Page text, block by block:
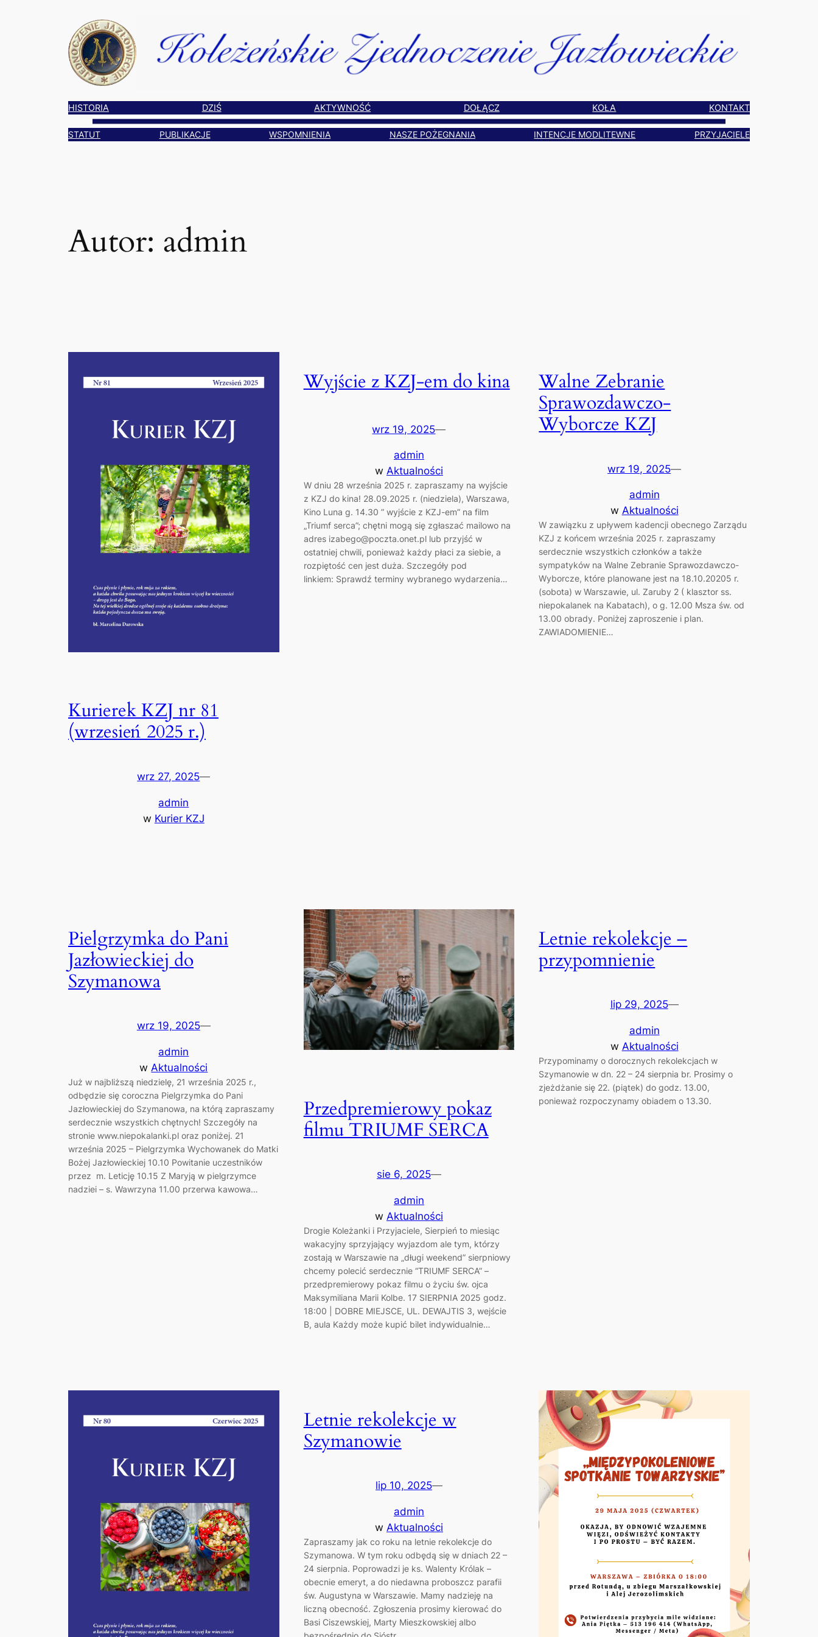
HISTORIA DZIŚ AKTYWNOŚĆ DOŁĄCZ KOŁA KONTAKT
STATUT PUBLIKACJE WSPOMNIENIA NASZE POŻEGNANIA INTENCJE MODLITEWNE PRZYJACIELE
Autor: admin
Kurierek KZJ nr 81
(wrzesień 2025 r.)
wrz 27, 2025—
admin
w Kurier KZJ
Wyjście z KZJ-em do kina
wrz 19, 2025—
admin
w Aktualności
W dniu 28 września 2025 r. zapraszamy na wyjście
z KZJ do kina! 28.09.2025 r. (niedziela), Warszawa,
Kino Luna g. 14.30 ” wyjście z KZJ-em” na film
„Triumf serca”; chętni mogą się zgłaszać mailowo na
adres izabego@poczta.onet.pl lub przyjść w
ostatniej chwili, ponieważ każdy płaci za siebie, a
rozpiętość cen jest duża. Szczegóły pod
linkiem: Sprawdź terminy wybranego wydarzenia…
Walne Zebranie
Sprawozdawczo-
Wyborcze KZJ
wrz 19, 2025—
admin
w Aktualności
W zawiązku z upływem kadencji obecnego Zarządu
KZJ z końcem września 2025 r. zapraszamy
serdecznie wszystkich członków a także
sympatyków na Walne Zebranie Sprawozdawczo-
Wyborcze, które planowane jest na 18.10.20205 r.
(sobota) w Warszawie, ul. Zaruby 2 ( klasztor ss.
niepokalanek na Kabatach), o g. 12.00 Msza św. od
13.00 obrady. Poniżej zaproszenie i plan.
ZAWIADOMIENIE…
Pielgrzymka do Pani
Jazłowieckiej do
Szymanowa
wrz 19, 2025—
admin
wAktualności
Już w najbliższą niedzielę, 21 września 2025 r.,
odbędzie się coroczna Pielgrzymka do Pani
Jazłowieckiej do Szymanowa, na którą zapraszamy
serdecznie wszystkich chętnych! Szczegóły na
stronie www.niepokalanki.pl oraz poniżej. 21
września 2025 – Pielgrzymka Wychowanek do Matki
Bożej Jazłowieckiej 10.10 Powitanie uczestników
przez m. Leticję 10.15 Z Maryją w pielgrzymce
nadziei – s. Wawrzyna 11.00 przerwa kawowa…
Przedpremierowy pokaz
filmu TRIUMF SERCA
sie 6, 2025—
admin
w Aktualności
Drogie Koleżanki i Przyjaciele, Sierpień to miesiąc
wakacyjny sprzyjający wyjazdom ale tym, którzy
zostają w Warszawie na „długi weekend” sierpniowy
chcemy polecić serdecznie “TRIUMF SERCA” –
przedpremierowy pokaz filmu o życiu św. ojca
Maksymiliana Marii Kolbe. 17 SIERPNIA 2025 godz.
18:00 | DOBRE MIEJSCE, UL. DEWAJTIS 3, wejście
B, aula Każdy może kupić bilet indywidualnie…
Letnie rekolekcje –
przypomnienie
lip 29, 2025—
admin
w Aktualności
Przypominamy o dorocznych rekolekcjach w
Szymanowie w dn. 22 – 24 sierpnia br. Prosimy o
zjeżdżanie się 22. (piątek) do godz. 13.00,
ponieważ rozpoczynamy obiadem o 13.30.
Letnie rekolekcje w
Szymanowie
lip 10, 2025—
admin
w Aktualności
Zapraszamy jak co roku na letnie rekolekcje do
Szymanowa. W tym roku odbędą się w dniach 22 –
24 sierpnia. Poprowadzi je ks. Walenty Królak –
obecnie emeryt, a do niedawna proboszcz parafii
św. Augustyna w Warszawie. Mamy nadzieję na
liczną obecność. Zgłoszenia prosimy kierować do
Basi Ciszewskiej, Marty Mieszkowskiej albo